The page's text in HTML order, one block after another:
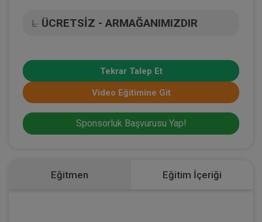
L ÜCRETSİZ - ARMAĞANIMIZDIR
Tekrar Talep Et
Video Eğitimine Git
Sponsorluk Başvurusu Yap!
Eğitmen Eğitim İçeriği